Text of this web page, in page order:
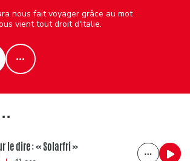
nous fait voyager grâce au mot
vient tout droit d'Italie.
le dire : « Solarfri »